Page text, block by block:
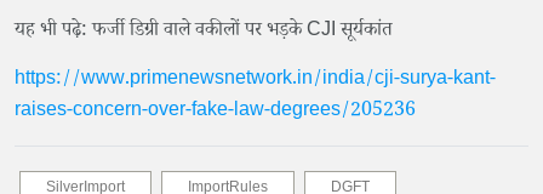
यह भी पढ़े: फर्जी डिग्री वाले वकीलों पर भड़के CJI सूर्यकांत
https://www.primenewsnetwork.in/india/cji-surya-kant-
raises-concern-over-fake-law-degrees/205236